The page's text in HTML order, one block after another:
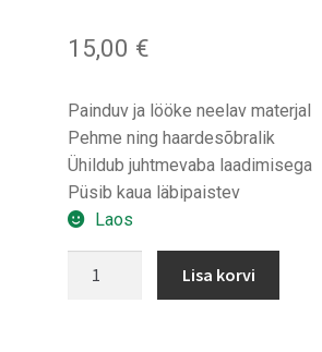
15,00 €
Painduv ja lööke neelav materjal
Pehme ning haardesõbralik
Ühildub juhtmevaba laadimisega
Püsib kaua läbipaistev
Laos
Lisa korvi